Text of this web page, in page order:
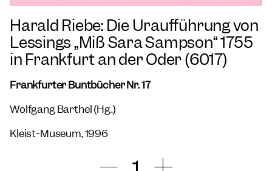
Harald Riebe: Die Uraufführung von
Lessings „Miß Sara Sampson“ 1755
in Frankfurt an der Oder (6017)
Frankfurter Buntbücher Nr. 17
Wolfgang Barthel (Hg.)
Kleist-Museum, 1996